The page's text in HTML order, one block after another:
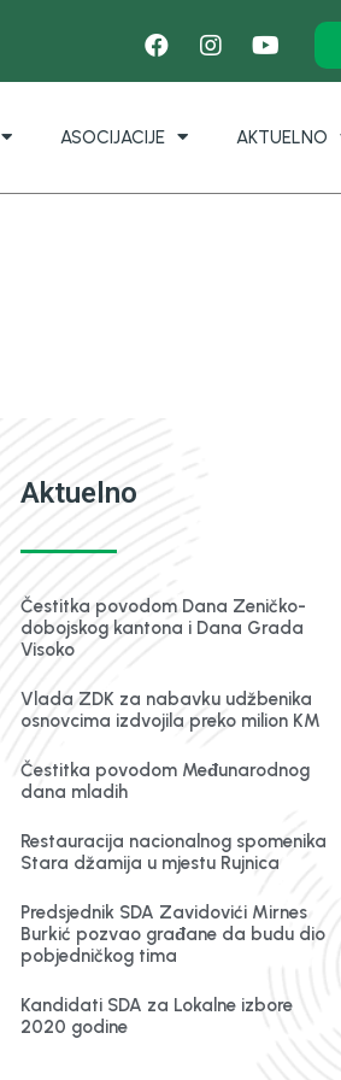
ASOCIJACIJE AKTUELNO
Aktuelno
Čestitka povodom Dana Zeničko-
dobojskog kantona i Dana Grada
Visoko
Vlada ZDK za nabavku udžbenika
osnovcima izdvojila preko milion KM
Čestitka povodom Međunarodnog
dana mladih
Restauracija nacionalnog spomenika
Stara džamija u mjestu Rujnica
Predsjednik SDA Zavidovići Mirnes
Burkić pozvao građane da budu dio
pobjedničkog tima
Kandidati SDA za Lokalne izbore
2020 godine